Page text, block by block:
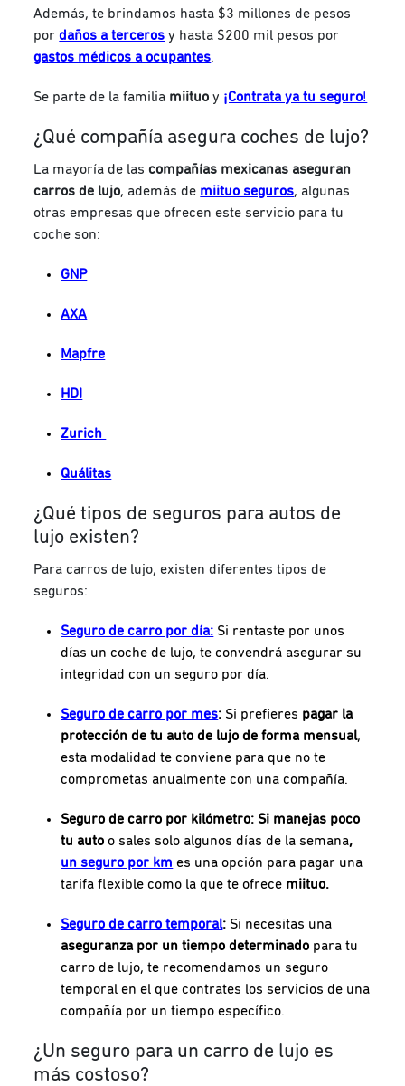
Además, te brindamos hasta $3 millones de pesos
por daños a terceros y hasta $200 mil pesos por
gastos médicos a ocupantes.
Se parte de la familia miituoy ¡Contrata ya tu seguro!
¿Qué compañía asegura coches de lujo?
La mayoría de lascompañías mexicanas aseguran
carros de lujo, además de miituo seguros, algunas
otras empresas que ofrecen este servicio para tu
coche son:
GNP
AXA
Mapfre
HDI
Zurich
Quálitas
¿Qué tipos de seguros para autos de
lujo existen?
Para carros de lujo, existen diferentes tipos de
seguros:
Seguro de carro por día: Si rentaste por unos
días un coche de lujo, te convendrá asegurar su
integridad con un seguro por día.
Seguro de carro por mes: Si prefieres pagar la
protección de tu auto de lujo de forma mensual,
esta modalidad te conviene para que no te
comprometas anualmente con una compañía.
Seguro de carro por kilómetro: Si manejas poco
tu autoo sales solo algunos días de la semana,
un seguro por km es una opción para pagar una
tarifa flexible como la que te ofrece miituo.
Seguro de carro temporal: Si necesitas una
aseguranza por un tiempo determinado para tu
carro de lujo, te recomendamos un seguro
temporal en el que contrates los servicios de una
compañía por un tiempo específico.
¿Un seguro para un carro de lujo es
más costoso?